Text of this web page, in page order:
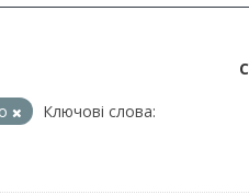
Ключові слова: